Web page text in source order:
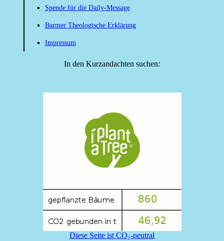
Spende für die Daily-Message
Barmer Theologische Erklärung
Impressum
In den Kurzandachten suchen:
Diese Seite ist CO₂-neutral